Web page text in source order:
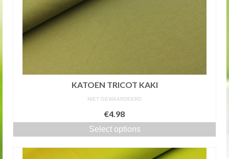
KATOEN TRICOT KAKI
NIET GEWAARDEERD
€4.98
Select options